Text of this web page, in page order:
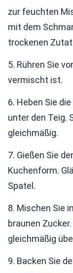
zur feuchten
mit dem
trockenen
5. Rühren Sie
vermischt ist.
6. Heben Sie
unter den Teig.
gleichmäßig.
7. Gießen Sie
Kuchenform.
Spatel.
8. Mischen Sie
braunen
gleichmäßig
9. Backen Sie